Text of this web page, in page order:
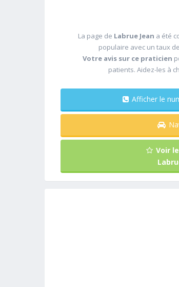
La page de Labrue Jean a été
populaire avec un taux
Votre avis sur ce praticien
patients. Aidez-les à
Voir